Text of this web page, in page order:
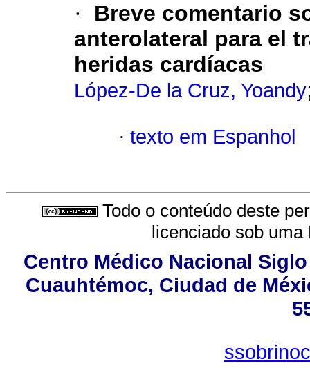
·
Breve comentario
anterolateral para el
heridas cardíacas
López-De la Cruz, Yoandy
· texto em Espanhol
Todo o conteúdo deste
licenciado sob uma
Centro Médico Nacional
Cuauhtémoc, Ciudad de